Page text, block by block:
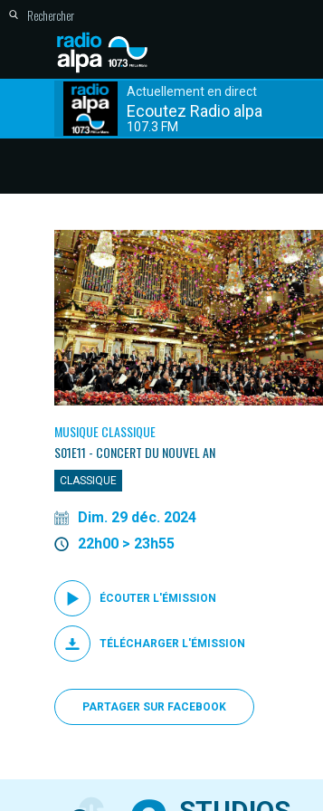
Actuellement en direct
Ecoutez Radio alpa
107.3 FM
MUSIQUE CLASSIQUE
S01E11 - CONCERT DU NOUVEL AN
CLASSIQUE
Dim. 29 déc. 2024
22h00 > 23h55
ÉCOUTER L'ÉMISSION
TÉLÉCHARGER L'ÉMISSION
PARTAGER SUR FACEBOOK